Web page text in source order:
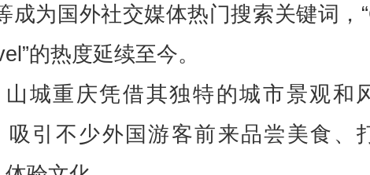
成为国外社交媒体热门搜索关键词，
的热度延续至今。
山城重庆凭借其独特的城市景观和
吸引不少外国游客前来品尝美食、